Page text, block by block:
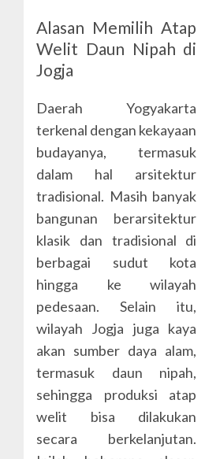
Alasan Memilih Atap
Welit Daun Nipah di
Jogja
Daerah Yogyakarta
terkenal dengan kekayaan
budayanya, termasuk
dalam hal arsitektur
tradisional. Masih banyak
bangunan berarsitektur
klasik dan tradisional di
berbagai sudut kota
hingga ke wilayah
pedesaan. Selain itu,
wilayah Jogja juga kaya
akan sumber daya alam,
termasuk daun nipah,
sehingga produksi atap
welit bisa dilakukan
secara berkelanjutan.